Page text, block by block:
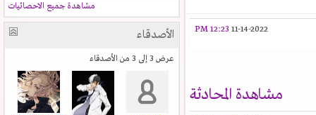
11-14-2022
12:23 PM
مشاهدة المحادثة
مشاهدة جميع الاحصائيات
الأصدقاء
عرض 3 إلى 3 من الأصدقاء